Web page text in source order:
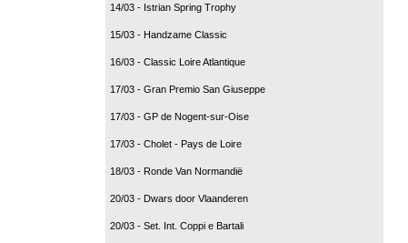
14/03 - Istrian Spring Trophy
15/03 - Handzame Classic
16/03 - Classic Loire Atlantique
17/03 - Gran Premio San Giuseppe
17/03 - GP de Nogent-sur-Oise
17/03 - Cholet - Pays de Loire
18/03 - Ronde Van Normandië
20/03 - Dwars door Vlaanderen
20/03 - Set. Int. Coppi e Bartali